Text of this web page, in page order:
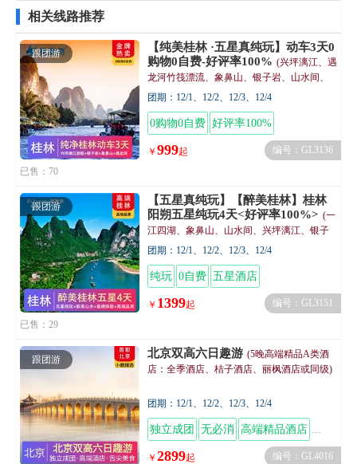
相关线路推荐
跟团游
【纯美桂林 ·五星真纯玩】动车3天0
购物0自费-好评率100% (兴坪漓江、遇
龙河竹筏漂流、象鼻山、银子岩、山水间、
网红香草森林、阳朔西街 动车3天)
团期：12/1、12/2、12/3、12/4
0购物0自费 好评率100%
￥ 999起
编号：GL3136
已售：70
跟团游
【五星真纯玩】【醉美桂林】桂林
阳朔五星纯玩4天<好评率100%> (一
江四湖、象鼻山、山水间、兴坪漓江、银子
岩、遇龙河竹筏漂流、 香草森林、阳朔西街
团期：12/1、12/2、12/3、12/4
纯玩 0自费 五星酒店
￥ 1399起
编号：GL3151
已售：29
跟团游 北京双高六日趣游 (5晚高端精品A类酒
店：全季酒店、桔子酒店、丽枫酒店或同级)
团期：12/1、12/2、12/3、12/4
独立成团 无必消 高端精品酒店
￥ 2899起
编号：GL4016